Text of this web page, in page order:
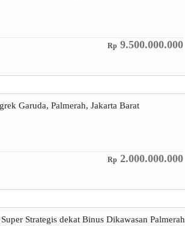
Rp 9.500.000.000
Garuda, Palmerah, Jakarta Barat
Rp 2.000.000.000
Strategis dekat Binus Dikawasan Palmerah